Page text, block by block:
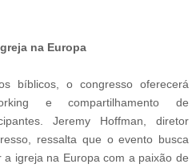
na Europa
bíblicos, o congresso oferecerá
e compartilhamento de
Jeremy Hoffman, diretor
ressalta que o evento busca
igreja na Europa com a paixão de